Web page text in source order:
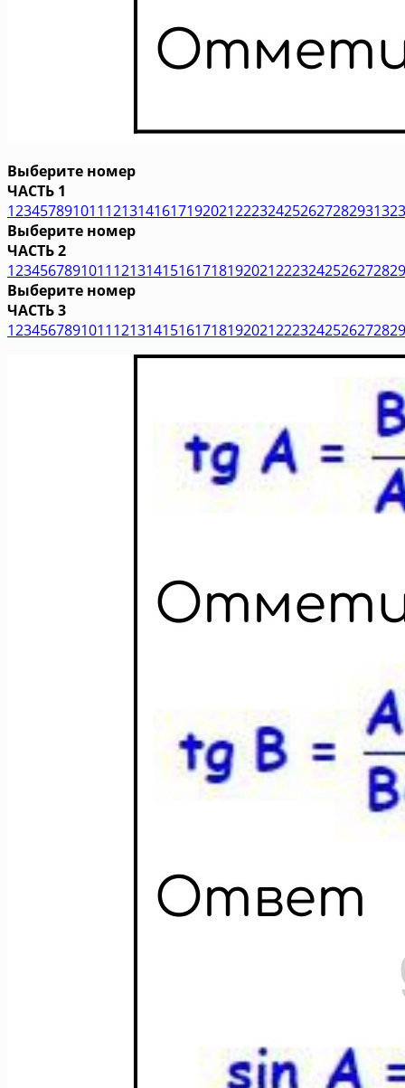
Выберите номер
ЧАСТЬ 1
123457891011121314161719202122232425262728293132
Выберите номер
ЧАСТЬ 2
1234567891011121314151617181920212223242526272829
Выберите номер
ЧАСТЬ 3
1234567891011121314151617181920212223242526272829